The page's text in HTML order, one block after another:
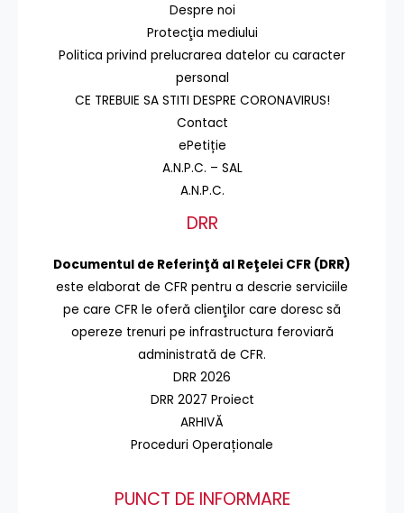
Despre noi
Protecţia mediului
Politica privind prelucrarea datelor cu caracter
personal
CE TREBUIE SA STITI DESPRE CORONAVIRUS!
Contact
ePetiție
A.N.P.C. – SAL
A.N.P.C.
DRR
Documentul de Referinţă al Reţelei CFR (DRR)
este elaborat de CFR pentru a descrie serviciile
pe care CFR le oferă clienţilor care doresc să
opereze trenuri pe infrastructura feroviară
administrată de CFR.
DRR 2026
DRR 2027 Proiect
ARHIVĂ
Proceduri Operaționale
PUNCT DE INFORMARE